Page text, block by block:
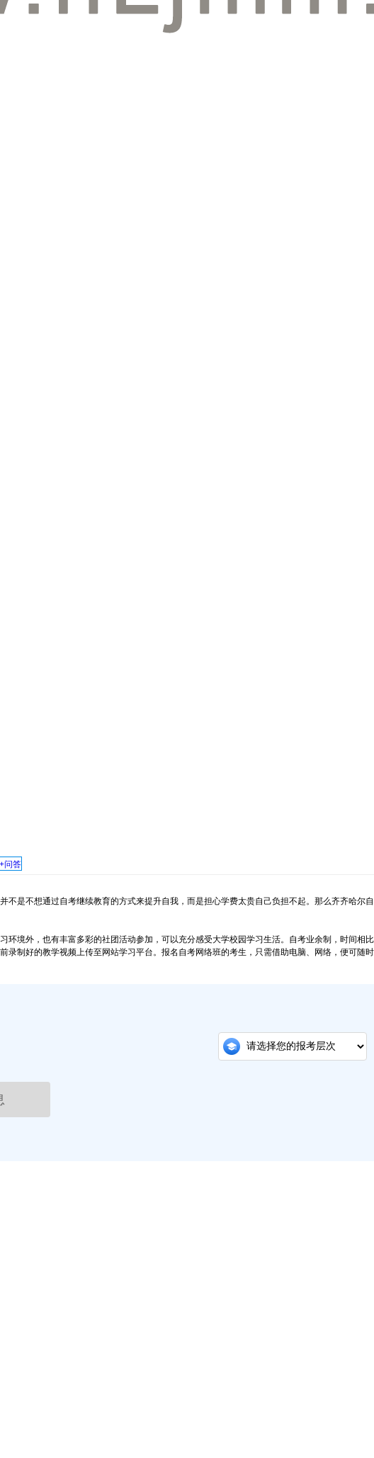
+问答
是不想通过自考继续教育的方式来提升自我，而是担心学费太贵自己负担不起。那么齐齐哈尔自
境外，也有丰富多彩的社团活动参加，可以充分感受大学校园学习生活。自考业余制，时间相比
制好的教学视频上传至网站学习平台。报名自考网络班的考生，只需借助电脑、网络，便可随时